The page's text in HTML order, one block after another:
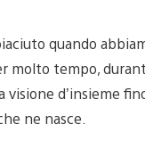
quando
tempo,
d’insieme
ne nasce.